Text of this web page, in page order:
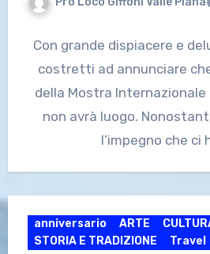
Con grande dispiacere e
costretti ad annunciare
della Mostra Internazionale
non avrà luogo.
l’impegno che ci
anniversario ARTE
STORIA E TRADIZIONE
Travel